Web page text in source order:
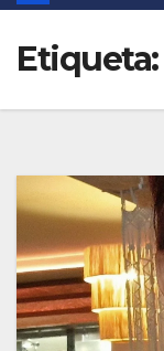
Etiqueta: